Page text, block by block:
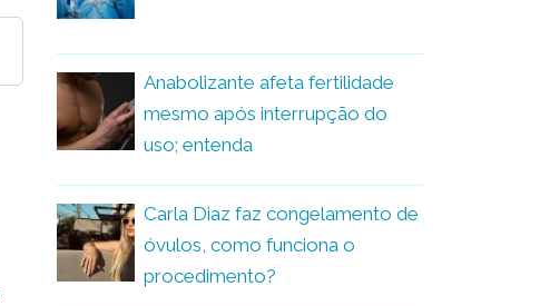
Anabolizante afeta fertilidade
mesmo após interrupção do
uso; entenda
Carla Diaz faz congelamento de
óvulos, como funciona o
procedimento?